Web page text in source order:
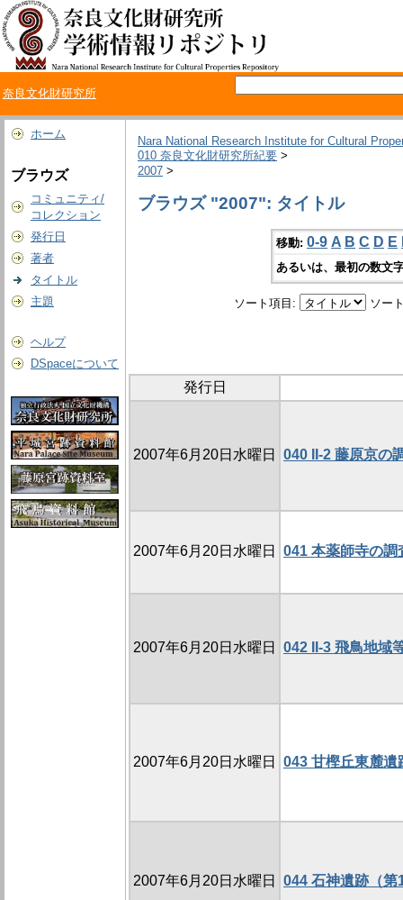
奈良文化財研究所
ホーム
ブラウズ
コミュニティ/
コレクション
発行日
著者
タイトル
主題
ヘルプ
DSpaceについて
Nara National Research Institute for Cultural
010 奈良文化財研究所紀要 >
2007 >
ブラウズ "2007": タイトル
移動: 0-9 A B C D E
あるいは、最初の数文
ソート項目: ソー
発行日
2007年6月20日水曜日 040 II-2 藤原京の
2007年6月20日水曜日 041 本薬師寺の調
2007年6月20日水曜日 042 II-3 飛鳥地域
2007年6月20日水曜日 043 甘樫丘東麓遺
2007年6月20日水曜日 044 石神遺跡（